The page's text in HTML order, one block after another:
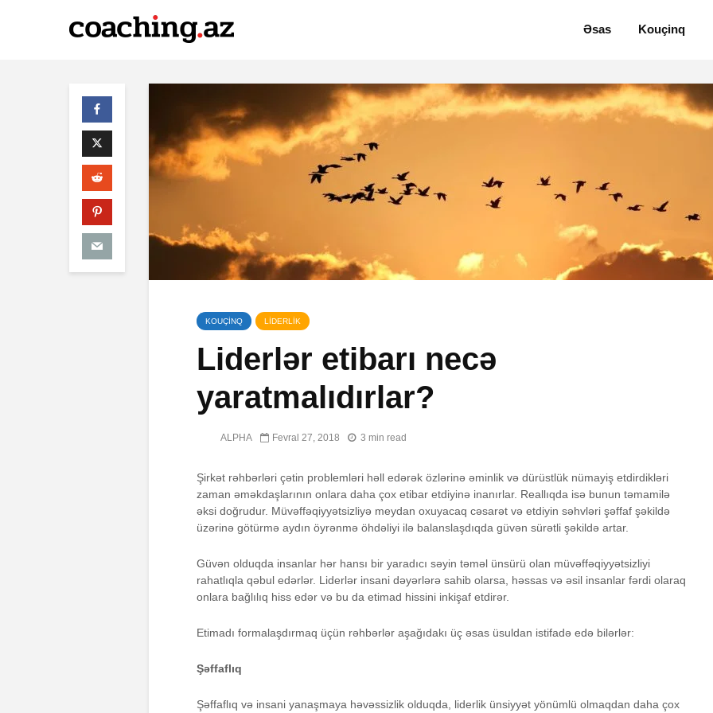
Əsas Kouçinq
KOUÇİNQ LİDERLİK
Liderlər etibarı necə
yaratmalıdırlar?
ALPHA Fevral 27, 2018 3 min read
Şirkət rəhbərləri çətin problemləri həll edərək özlərinə əminlik və dürüstlük nümayiş etdirdikləri
zaman əməkdaşlarının onlara daha çox etibar etdiyinə inanırlar. Reallıqda isə bunun təmamilə
əksi doğrudur. Müvəffəqiyyətsizliyə meydan oxuyacaq cəsarət və etdiyin səhvləri şəffaf şəkildə
üzərinə götürmə aydın öyrənmə öhdəliyi ilə balanslaşdıqda güvən sürətli şəkildə artar.
Güvən olduqda insanlar hər hansı bir yaradıcı səyin təməl ünsürü olan müvəffəqiyyətsizliyi
rahatlıqla qəbul edərlər. Liderlər insani dəyərlərə sahib olarsa, həssas və əsil insanlar fərdi olaraq
onlara bağlılıq hiss edər və bu da etimad hissini inkişaf etdirər.
Etimadı formalaşdırmaq üçün rəhbərlər aşağıdakı üç əsas üsuldan istifadə edə bilərlər:
Şəffaflıq
Şəffaflıq və insani yanaşmaya həvəssizlik olduqda, liderlik ünsiyyət yönümlü olmaqdan daha çox